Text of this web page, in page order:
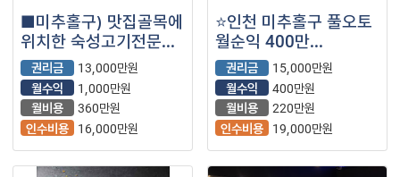
■미추홀구) 맛집골목에
위치한 숙성고기전문점
원조부안집 매물을
소개해드립니다.■
권리금
13,000만원
월수익
1,000만원
월비용
360만원
인수비용
16,000만원
⭐인천 미추홀구 풀오토
월순익 400만
컴포즈커피 매장을
소개합니다⭐
권리금
15,000만원
월수익
400만원
월비용
220만원
인수비용
19,000만원